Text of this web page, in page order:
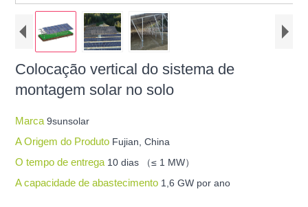
Colocação vertical do sistema de
montagem solar no solo
Marca9sunsolar
A Origem do Produto Fujian, China
O tempo de entrega 10 dias （≤ 1 MW）
A capacidade de abastecimento 1,6 GW por ano